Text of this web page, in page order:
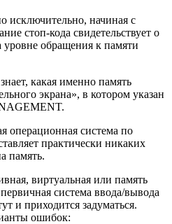
исключительно, начиная с
стоп-кода свидетельствует о
уровне обращения к памяти
какая именно память
экрана», в котором указан
операционная система по
практически никаких
память.
виртуальная или память
система ввода/вывода
и приходится задуматься.
ошибок: